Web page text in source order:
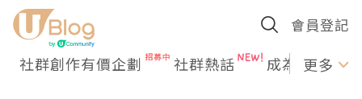
會員登記
社群創作有價企劃 社群熱話 成為U更多